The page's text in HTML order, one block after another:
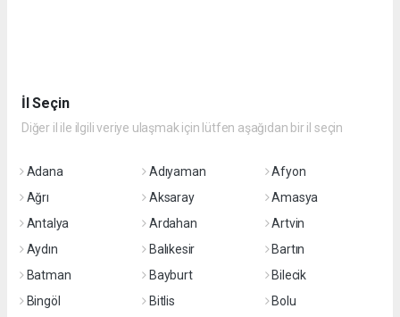
İl Seçin
Diğer il ile ilgili veriye ulaşmak için lütfen aşağıdan bir il seçin
Adana Adıyaman
Afyon
Ağrı
Aksaray
Amasya
Antalya
Ardahan
Artvin
Aydın
Balıkesir
Bartın
Batman
Bayburt
Bilecik
Bingöl
Bitlis
Bolu